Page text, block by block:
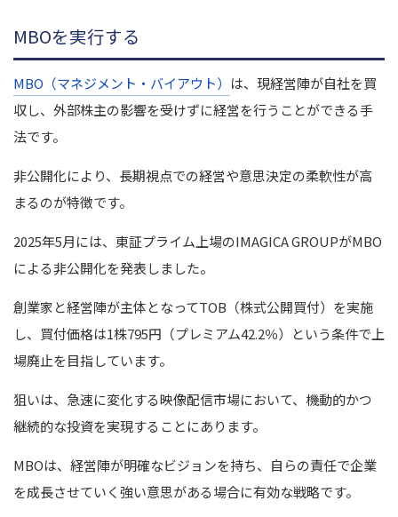
MBOを実行する
MBO（マネジメント・バイアウト） は、現経営陣が自社を買
収し、外部株主の影響を受けずに経営を行うことができる手
法です。
非公開化により、長期視点での経営や意思決定の柔軟性が高
まるのが特徴です。
2025年5月には、東証プライム上場のIMAGICA GROUPがMBO
による非公開化を発表しました。
創業家と経営陣が主体となってTOB（株式公開買付）を実施
し、買付価格は1株795円（プレミアム42.2％）という条件で上
場廃止を目指しています。
狙いは、急速に変化する映像配信市場において、機動的かつ
継続的な投資を実現することにあります。
MBOは、経営陣が明確なビジョンを持ち、自らの責任で企業
を成長させていく強い意思がある場合に有効な戦略です。